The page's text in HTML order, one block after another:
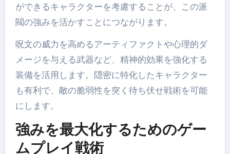
ができるキャラクターを考慮することが、この派
閥の強みを活かすことにつながります。
呪文の威力を高めるアーティファクトや心理的ダ
メージを与える武器など、精神的効果を強化する
装備を活用します。隠密に特化したキャラクター
も有利で、敵の脆弱性を突く待ち伏せ戦術を可能
にします。
強みを最大化するためのゲー
ムプレイ戦術